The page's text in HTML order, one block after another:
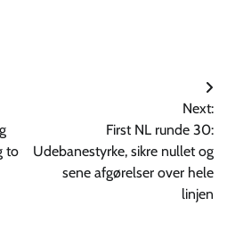
to
Next:
First NL runde 30:
Udebanestyrke, sikre nullet og
sene afgørelser over hele
linjen